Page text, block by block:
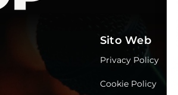
Sito Web
Privacy Policy
Cookie Policy